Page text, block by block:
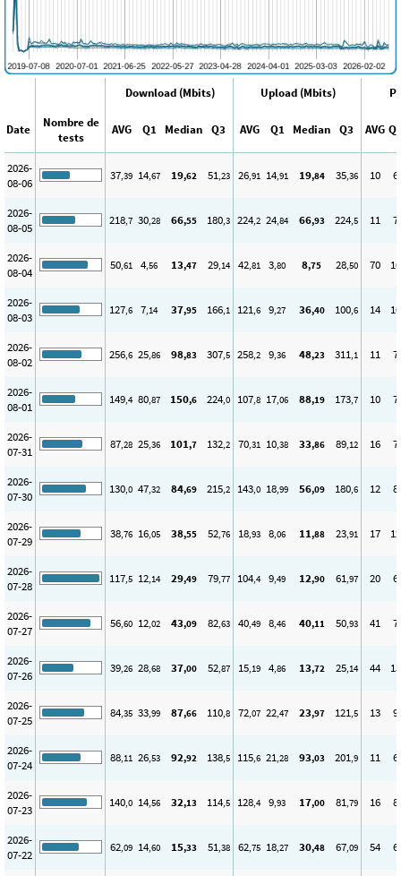
Download (Mbits) Upload (Mbits)
Date
Nombre de
tests
AVG Q1 Median Q3 AVG Q1 Median Q3 AVG
2026-
08-06
37,39 14,67 19,62 51,23 26,91 14,91 19,84 35,36 10 6
2026-
08-05
218,7 30,28 66,55 180,3 224,2 24,84 66,93 224,5 11 7
2026-
08-04
50,61 4,56 13,47 29,14 42,81 3,80 8,75 28,50 70 10
2026-
08-03
127,6 7,14 37,95 166,1 121,6 9,27 36,40 100,6 14 10
2026-
08-02
256,6 25,86 98,83 307,5 258,2 9,36 48,23 311,1 11 7
2026-
08-01
149,4 80,87 150,6 224,0 107,8 17,06 88,19 173,7 10 7
2026-
07-31
87,28 25,36 101,7 132,2 70,31 10,38 33,86 89,12 16 7
2026-
07-30
130,0 47,32 84,69 215,2 143,0 18,99 56,09 180,6 12 8
2026-
07-29
38,76 16,05 38,55 52,76 18,93 8,06 11,88 23,91 17 12
2026-
07-28
117,5 12,14 29,49 79,77 104,4 9,49 12,90 61,97 20 6
2026-
07-27
56,60 12,02 43,09 82,63 40,49 8,46 40,11 50,93 41 7
2026-
07-26
39,26 28,68 37,00 52,87 15,19 4,86 13,72 25,14 44 15
2026-
07-25
84,35 33,99 87,66 110,8 72,07 22,47 23,97 121,5 13 9
2026-
07-24
88,11 26,53 92,92 138,5 115,6 21,28 93,03 201,9 11 6
2026-
07-23
140,0 14,56 32,13 114,5 128,4 9,93 17,00 81,79 16 8
2026-
07-22
62,09 14,60 15,33 51,38 62,75 18,27 30,48 67,09 54 6